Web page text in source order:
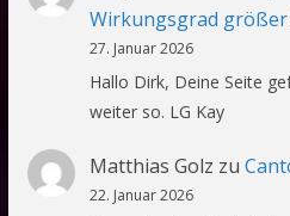
Wirkungsgrad größer
27. Januar 2026
Hallo Dirk, Deine Seite
weiter so. LG Kay
Matthias Golz zu
22. Januar 2026